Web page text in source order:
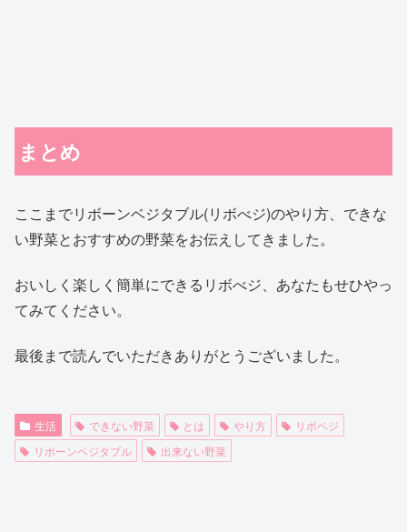
まとめ
ここまでリボーンベジタブル(リボべジ)のやり方、できな
い野菜とおすすめの野菜をお伝えしてきました。
おいしく楽しく簡単にできるリボべジ、あなたもせひやっ
てみてください。
最後まで読んでいただきありがとうございました。
生活 できない野菜 とは やり方
リボベジ
リボーンベジタブル
出来ない野菜